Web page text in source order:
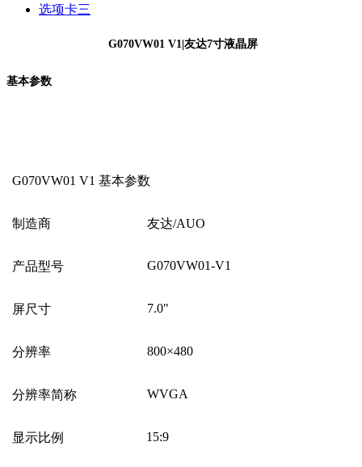
选项卡三
G070VW01 V1|友达7寸液晶屏
基本参数
G070VW01 V1 基本参数
制造商 友达/AUO
产品型号 G070VW01-V1
屏尺寸 7.0"
分辨率 800×480
分辨率简称 WVGA
显示比例 15:9